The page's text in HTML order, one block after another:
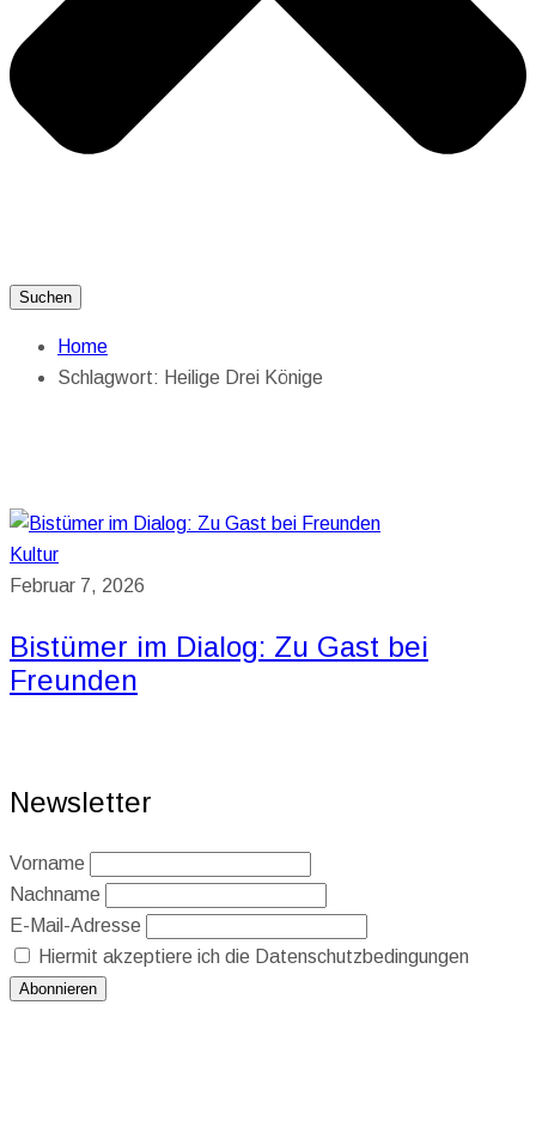
Suchen
Home
Schlagwort: Heilige Drei Könige
Kultur
Februar 7, 2026
Bistümer im Dialog: Zu Gast bei
Freunden
Newsletter
Vorname
Nachname
E-Mail-Adresse
Hiermit akzeptiere ich die Datenschutzbedingungen